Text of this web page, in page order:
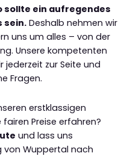
sollte ein aufregendes
sein. Deshalb nehmen wir
uns um alles – von der
Unsere kompetenten
jederzeit zur Seite und
Fragen.
erstklassigen
Preise erfahren?
und lass uns
von Wuppertal nach